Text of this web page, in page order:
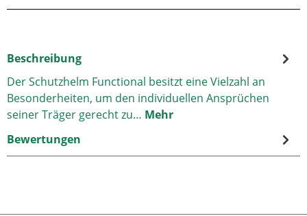
Beschreibung
Der Schutzhelm Functional besitzt eine Vielzahl an
Besonderheiten, um den individuellen Ansprüchen
seiner Träger gerecht zu… Mehr
Bewertungen